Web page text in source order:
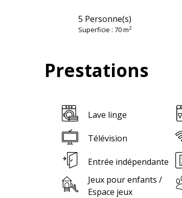
5 Personne(s)
Superficie : 70 m2
Prestations
Lave linge
Télévision
Entrée indépendante
Jeux pour enfants /
Espace jeux